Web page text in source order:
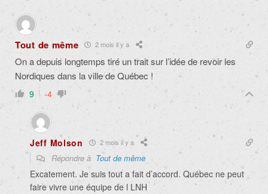
Tout de même 2 mois il y a
On a depuis longtemps tiré un trait sur l’idée de revoir les
Nordiques dans la ville de Québec !
9 -4
Jeff Molson 2 mois il y a
Répondre à Tout de même
Excatement. Je suis tout a fait d’accord. Québec ne peut
faire vivre une équipe de l LNH